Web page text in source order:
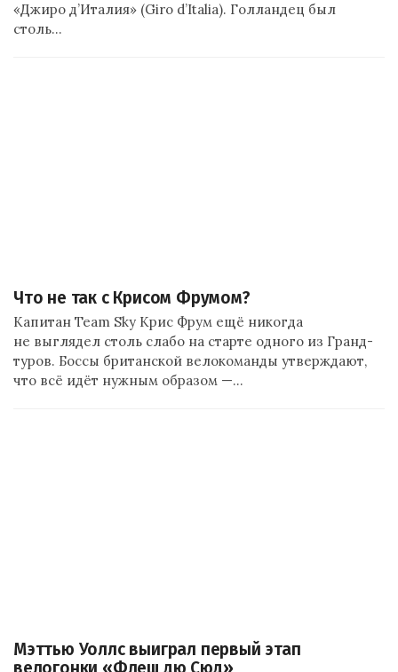
«Джиро д’Италия» (Giro d’Italia). Голландец был
столь…
Что не так с Крисом Фрумом?
Капитан Team Sky Крис Фрум ещё никогда
не выглядел столь слабо на старте одного из Гранд-
туров. Боссы британской велокоманды утверждают,
что всё идёт нужным образом —…
Мэттью Уоллс выиграл первый этап